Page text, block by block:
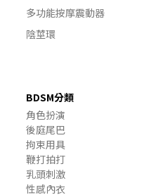
多功能按摩震動器
陰莖環
BDSM分類
角色扮演
後庭尾巴
拘束用具
鞭打拍打
乳頭刺激
性感內衣